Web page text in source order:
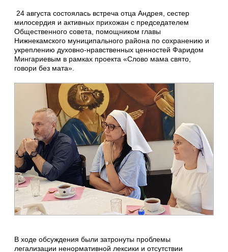
24 августа состоялась встреча отца Андрея, сестер
милосердия и активных прихожан с председателем
Общественного совета, помощником главы
Нижнекамского муниципального района по сохранению и
укреплению духовно-нравственных ценностей Фаридом
Мингариевым в рамках проекта «Слово мама свято,
говори без мата».
В ходе обсуждения были затронуты проблемы
легализации ненормативной лексики и отсутствии